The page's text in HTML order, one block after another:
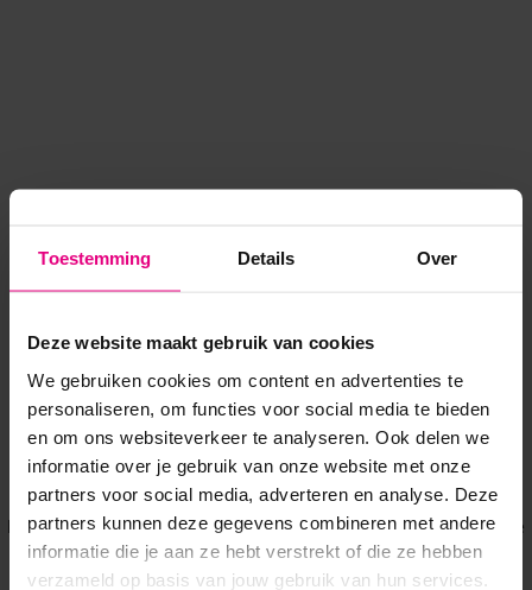
Toestemming Details Over
Deze website maakt gebruik van cookies
We gebruiken cookies om content en advertenties te
personaliseren, om functies voor social media te bieden
en om ons websiteverkeer te analyseren. Ook delen we
informatie over je gebruik van onze website met onze
partners voor social media, adverteren en analyse. Deze
partners kunnen deze gegevens combineren met andere
informatie die je aan ze hebt verstrekt of die ze hebben
verzameld op basis van jouw gebruik van hun services.
Application error: a client-side exception has occurred while
loadingwww.voordeeluitjes.nl (see the browser console for more
information).